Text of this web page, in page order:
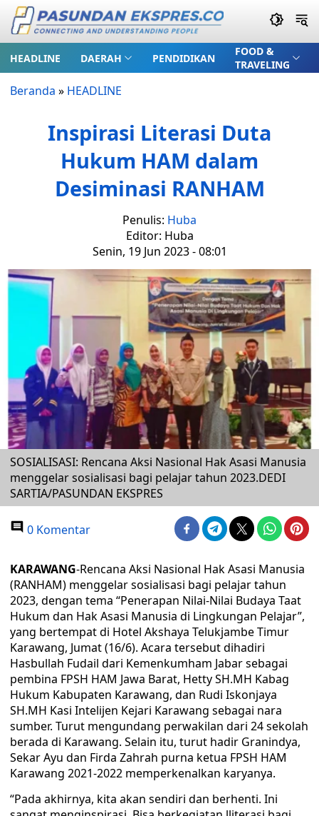
HEADLINE DAERAH PENDIDIKAN
FOOD &
TRAVELING
Beranda » HEADLINE
Inspirasi Literasi Duta
Hukum HAM dalam
Desiminasi RANHAM
Penulis: Huba
Editor: Huba
Senin, 19 Jun 2023 - 08:01
SOSIALISASI: Rencana Aksi Nasional Hak Asasi Manusia
menggelar sosialisasi bagi pelajar tahun 2023.DEDI
SARTIA/PASUNDAN EKSPRES
0 Komentar
KARAWANG-Rencana Aksi Nasional Hak Asasi Manusia
(RANHAM) menggelar sosialisasi bagi pelajar tahun
2023, dengan tema “Penerapan Nilai-Nilai Budaya Taat
Hukum dan Hak Asasi Manusia di Lingkungan Pelajar”,
yang bertempat di Hotel Akshaya Telukjambe Timur
Karawang, Jumat (16/6). Acara tersebut dihadiri
Hasbullah Fudail dari Kemenkumham Jabar sebagai
pembina FPSH HAM Jawa Barat, Hetty SH.MH Kabag
Hukum Kabupaten Karawang, dan Rudi Iskonjaya
SH.MH Kasi Intelijen Kejari Karawang sebagai nara
sumber. Turut mengundang perwakilan dari 24 sekolah
berada di Karawang. Selain itu, turut hadir Granindya,
Sekar Ayu dan Firda Zahrah purna ketua FPSH HAM
Karawang 2021-2022 memperkenalkan karyanya.
“Pada akhirnya, kita akan sendiri dan berhenti. Ini